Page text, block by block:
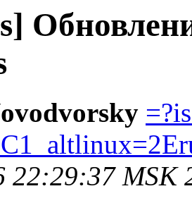
22:29:37 MSK